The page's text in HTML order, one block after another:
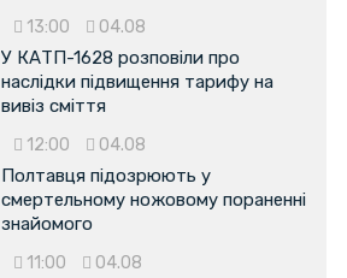
13:00 04.08
У КАТП-1628 розповіли про
наслідки підвищення тарифу на
вивіз сміття
12:00 04.08
Полтавця підозрюють у
смертельному ножовому пораненні
знайомого
11:00 04.08